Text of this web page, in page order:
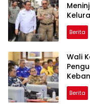
Berita
Wali
Berita